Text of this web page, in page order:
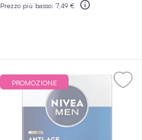
Prezzo più basso: 7,49 €
PROMOZIONE